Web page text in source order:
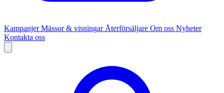
KampanjerMässor & visningar Återförsäljare Om oss Nyheter
Kontakta oss